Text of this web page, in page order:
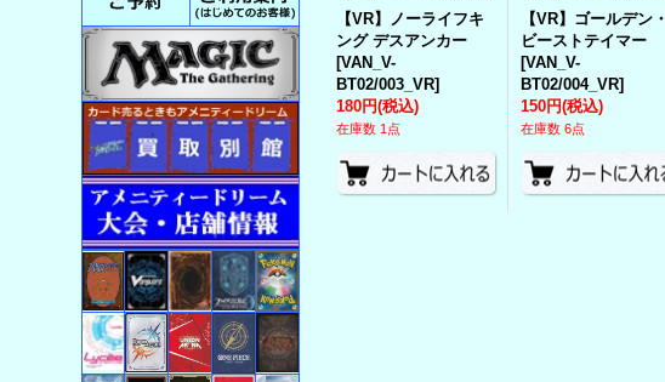
【VR】ノーライフキ
ング デスアンカー
[VAN_V-
BT02/003_VR]
180円(税込)
在庫数 1点
【VR】ゴールデン・
ビーストテイマー
[VAN_V-
BT02/004_VR]
150円(税込)
在庫数 6点